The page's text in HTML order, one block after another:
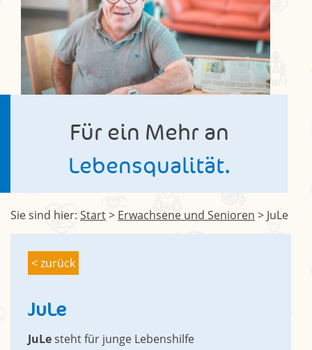
Für ein Mehr an
Lebensqualität.
Sie sind hier: Start> Erwachsene und Senioren > JuLe
< zurück
JuLe
JuLesteht für junge Lebenshilfe